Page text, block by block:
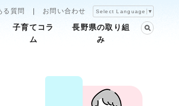
る質問 お問い合わせ Select Language ▼
子育てコラ
ム
長野県の取り組
み